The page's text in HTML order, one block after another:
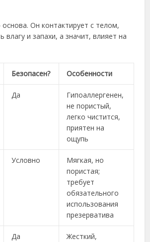
Он контактирует с телом,
и запахи, а значит, влияет на
Безопасен? Особенности
Да
Гипоаллергенен,
не пористый,
легко чистится,
приятен на
ощупь
Условно
Мягкая, но
пористая;
требует
обязательного
использования
презерватива
Да Жесткий,